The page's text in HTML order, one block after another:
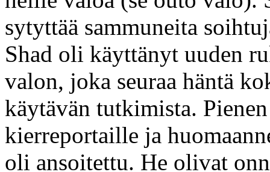
sytyttää sammuneita
Shad oli käyttänyt uuden
valon, joka seuraa häntä
käytävän tutkimista.
kierreportaille ja
oli ansoitettu. He olivat